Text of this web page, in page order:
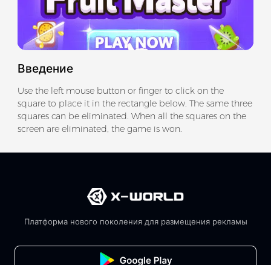
Введение
Use the left mouse button or finger to click on the
square to place it in the rectangle below. The same three
squares can be eliminated. When all the squares on the
screen are eliminated, the game is won.
Платформа нового поколения для размещения рекламы